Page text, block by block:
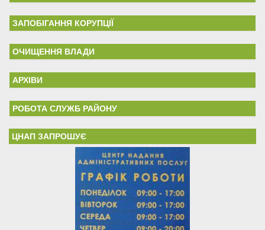
ЗАПОБІГАННЯ КОРУПЦІЇ
ОЧИЩЕННЯ ВЛАДИ
АРХІВИ
РОБОТА СЛУЖБ РАЙОНУ
ЦНАП ЗАПРОШУЄ